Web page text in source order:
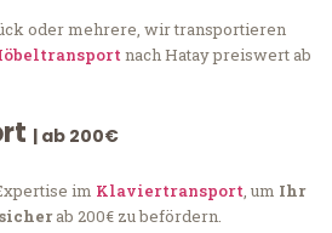
oder mehrere, wir transportieren
nach Hatay preiswert ab
| ab 200€
im Klaviertransport, um Ihr
ab 200€ zu befördern.